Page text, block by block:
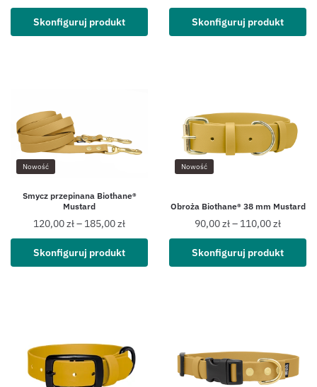
Skonfiguruj produkt Skonfiguruj produkt
Nowość
Smycz przepinana Biothane®
Mustard
120,00zł– 185,00zł
Skonfiguruj produkt
Nowość
Obroża Biothane® 38 mm Mustard
90,00zł– 110,00zł
Skonfiguruj produkt